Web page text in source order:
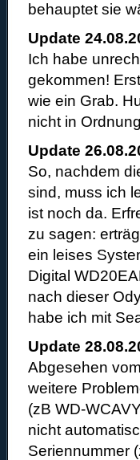
behauptet sie
Update
Ich habe
gekommen!
wie ein Grab.
nicht in
Update
So, nachdem
sind, muss ich
ist noch da.
zu sagen:
ein leises
Digital
nach dieser
habe ich mit
Update
Abgesehen
weitere
(zB WD-
nicht
Seriennummer